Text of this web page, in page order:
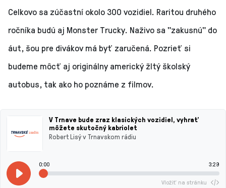
Celkovo sa zúčastní okolo 300 vozidiel. Raritou druhého
ročníka budú aj Monster Trucky. Naživo sa "zakusnú" do
áut, šou pre divákov má byť zaručená. Pozrieť si
budeme môcť aj originálny americký žltý školský
autobus, tak ako ho poznáme z filmov.
V Trnave bude zraz klasických vozidiel, vyhrať
môžete skutočný kabriolet
Robert Lisý v Trnavskom rádiu
0:00 3:29
Vložiť na stránku